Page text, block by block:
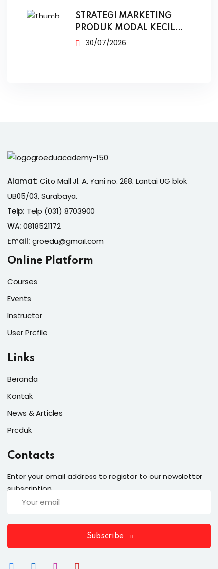
STRATEGI MARKETING
PRODUK MODAL KECIL
TANPA IKLAN
30/07/2026
Alamat: Cito Mall Jl. A. Yani no. 288, Lantai UG blok
UB05/03, Surabaya.
Telp: Telp (031) 8703900
WA: 0818521172
Email: groedu@gmail.com
Online Platform
Courses
Events
Instructor
User Profile
Links
Beranda
Kontak
News & Articles
Produk
Contacts
Enter your email address to register to our newsletter
subscription
Subscribe